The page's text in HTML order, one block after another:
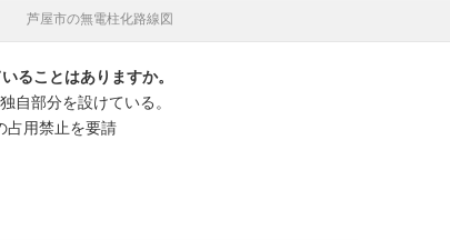
芦屋市の無電柱化路線図
ることはありますか。
自部分を設けている。
占用禁止を要請